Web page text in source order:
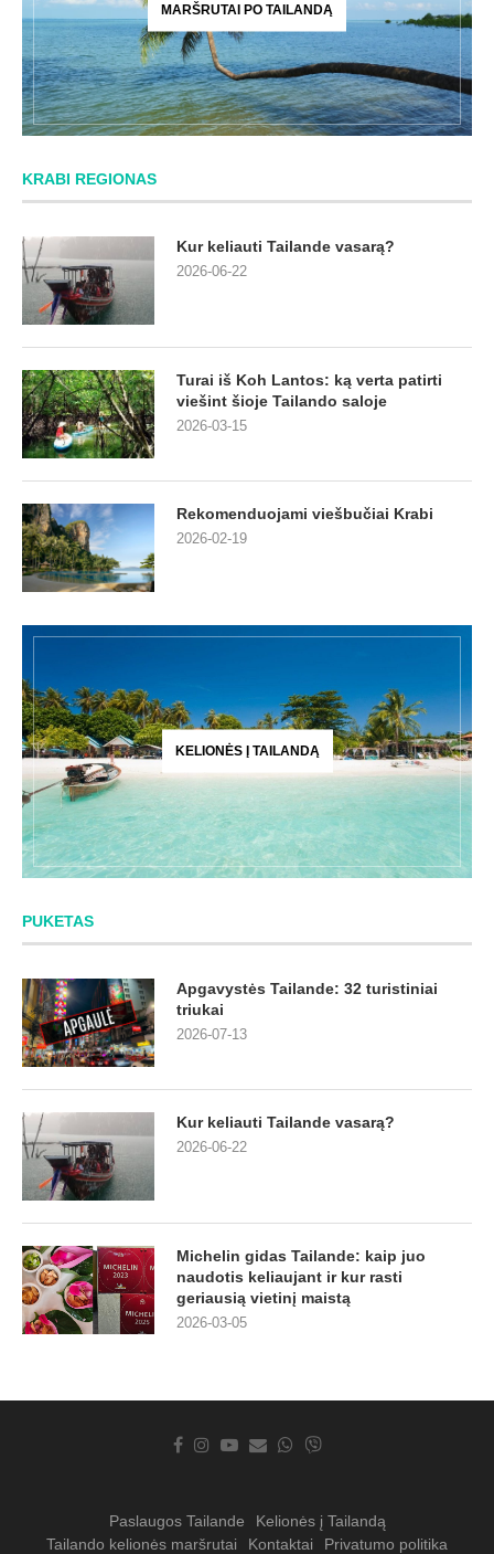
MARŠRUTAI PO TAILANDĄ
KRABI REGIONAS
Kur keliauti Tailande vasarą?
2026-06-22
Turai iš Koh Lantos: ką verta patirti
viešint šioje Tailando saloje
2026-03-15
Rekomenduojami viešbučiai Krabi
2026-02-19
KELIONĖS Į TAILANDĄ
PUKETAS
Apgavystės Tailande: 32 turistiniai
triukai
2026-07-13
Kur keliauti Tailande vasarą?
2026-06-22
Michelin gidas Tailande: kaip juo
naudotis keliaujant ir kur rasti
geriausią vietinį maistą
2026-03-05
Paslaugos Tailande
Kelionės į Tailandą
Tailando kelionės maršrutai
Kontaktai Privatumo politika